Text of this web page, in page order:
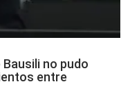
no pudo
entre